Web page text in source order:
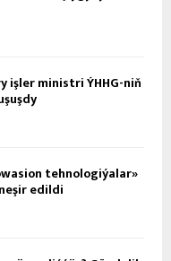
işler ministri ÝHHG-niň
tehnologiýalar»
edildi